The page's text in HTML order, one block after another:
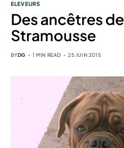
ELEVEURS
Des ancêtres de
Stramousse
BYDG 1 MIN READ 25 JUIN 2015